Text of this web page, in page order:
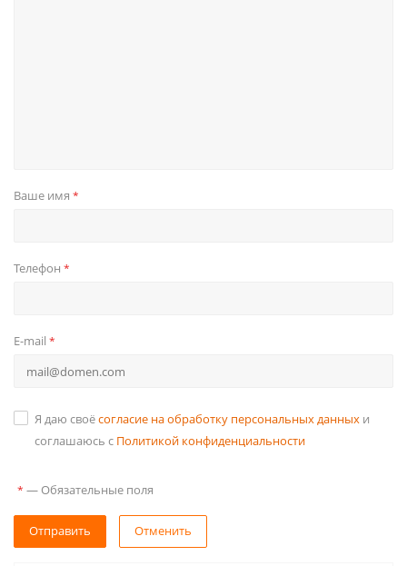
Ваше имя *
Телефон *
E-mail *
Я даю своёсогласие на обработку персональных данных и
соглашаюсь с Политикой конфиденциальности
* — Обязательные поля
Отправить Отменить